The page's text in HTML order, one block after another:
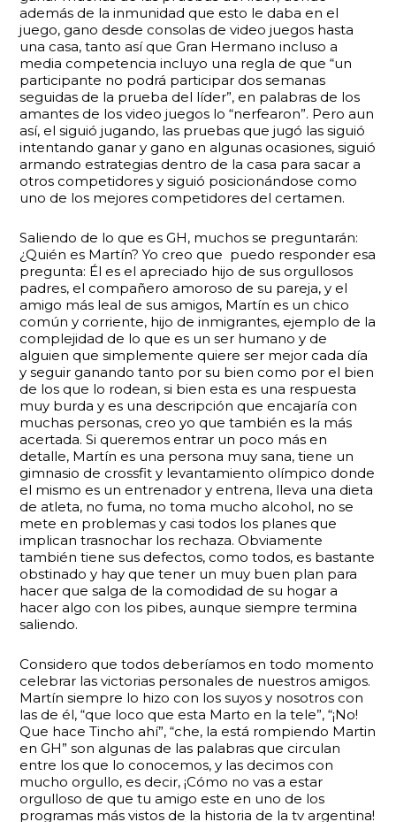
además de la inmunidad que esto le daba en el
juego, gano desde consolas de video juegos hasta
una casa, tanto así que Gran Hermano incluso a
media competencia incluyo una regla de que “un
participante no podrá participar dos semanas
seguidas de la prueba del líder”, en palabras de los
amantes de los video juegos lo “nerfearon”. Pero aun
así, el siguió jugando, las pruebas que jugó las siguió
intentando ganar y gano en algunas ocasiones, siguió
armando estrategias dentro de la casa para sacar a
otros competidores y siguió posicionándose como
uno de los mejores competidores del certamen.
Saliendo de lo que es GH, muchos se preguntarán:
¿Quién es Martín? Yo creo que puedo responder esa
pregunta: Él es el apreciado hijo de sus orgullosos
padres, el compañero amoroso de su pareja, y el
amigo más leal de sus amigos, Martín es un chico
común y corriente, hijo de inmigrantes, ejemplo de la
complejidad de lo que es un ser humano y de
alguien que simplemente quiere ser mejor cada día
y seguir ganando tanto por su bien como por el bien
de los que lo rodean, si bien esta es una respuesta
muy burda y es una descripción que encajaría con
muchas personas, creo yo que también es la más
acertada. Si queremos entrar un poco más en
detalle, Martín es una persona muy sana, tiene un
gimnasio de crossfit y levantamiento olímpico donde
el mismo es un entrenador y entrena, lleva una dieta
de atleta, no fuma, no toma mucho alcohol, no se
mete en problemas y casi todos los planes que
implican trasnochar los rechaza. Obviamente
también tiene sus defectos, como todos, es bastante
obstinado y hay que tener un muy buen plan para
hacer que salga de la comodidad de su hogar a
hacer algo con los pibes, aunque siempre termina
saliendo.
Considero que todos deberíamos en todo momento
celebrar las victorias personales de nuestros amigos.
Martín siempre lo hizo con los suyos y nosotros con
las de él, “que loco que esta Marto en la tele”, “¡No!
Que hace Tincho ahí”, “che, la está rompiendo Martin
en GH” son algunas de las palabras que circulan
entre los que lo conocemos, y las decimos con
mucho orgullo, es decir, ¡Cómo no vas a estar
orgulloso de que tu amigo este en uno de los
programas más vistos de la historia de la tv argentina!